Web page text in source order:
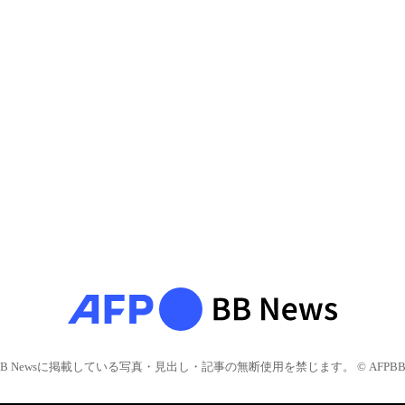
Newsに掲載している写真・見出し・記事の無断使用を禁じます。 © AFPBB